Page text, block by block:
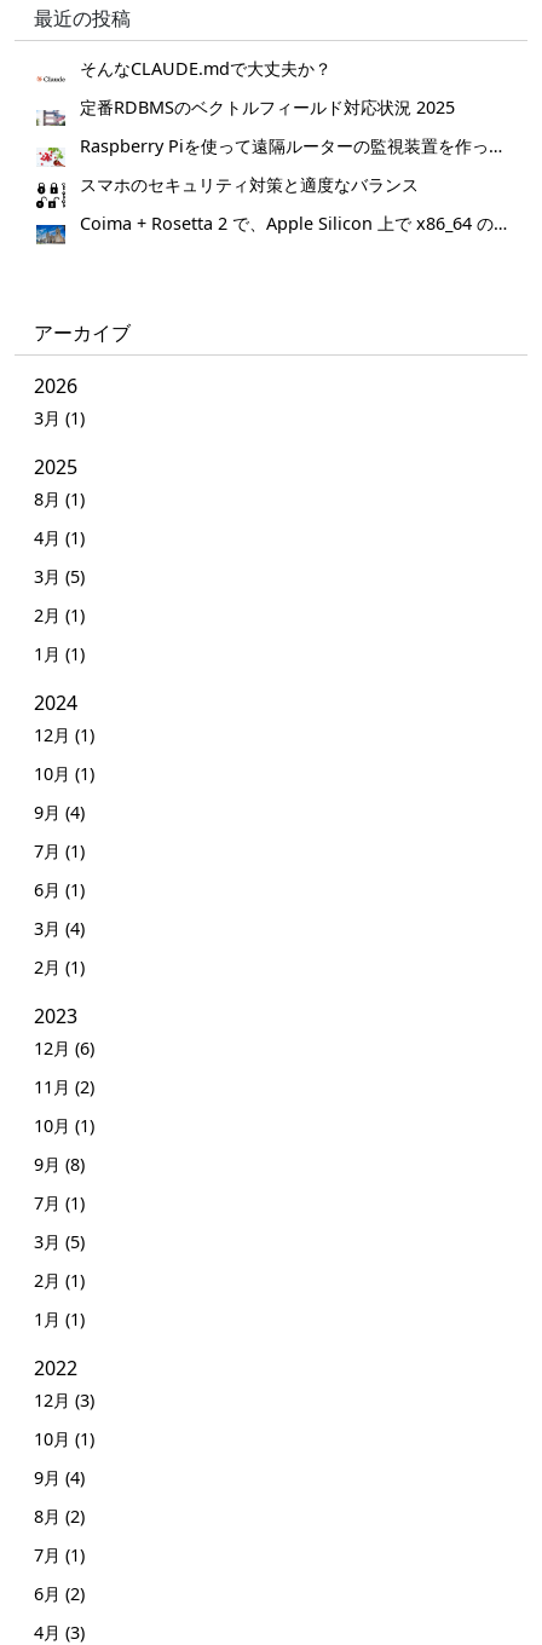
最近の投稿
そんなCLAUDE.mdで大丈夫か？
定番RDBMSのベクトルフィールド対応状況 2025
Raspberry Piを使って遠隔ルーターの監視装置を作ってみた。
スマホのセキュリティ対策と適度なバランス
Coima + Rosetta 2 で、Apple Silicon 上で x86_64 の Docker イメージをビルドする (Docker desktop やめる)
アーカイブ
2026
3月 (1)
2025
8月 (1)
4月 (1)
3月 (5)
2月 (1)
1月 (1)
2024
12月 (1)
10月 (1)
9月 (4)
7月 (1)
6月 (1)
3月 (4)
2月 (1)
2023
12月 (6)
11月 (2)
10月 (1)
9月 (8)
7月 (1)
3月 (5)
2月 (1)
1月 (1)
2022
12月 (3)
10月 (1)
9月 (4)
8月 (2)
7月 (1)
6月 (2)
4月 (3)